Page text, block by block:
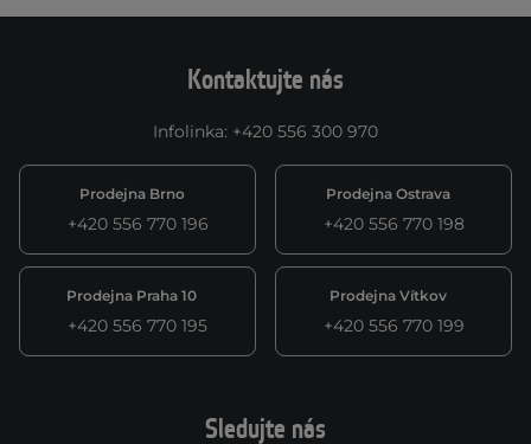
Kontaktujte nás
Infolinka: +420 556 300 970
Prodejna Brno
+420 556 770 196
Prodejna Ostrava
+420 556 770 198
Prodejna Praha 10
+420 556 770 195
Prodejna Vítkov
+420 556 770 199
Sledujte nás